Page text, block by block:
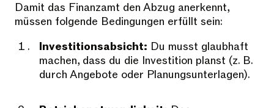
Damit das Finanzamt den Abzug anerkennt,
müssen folgende Bedingungen erfüllt sein:
Investitionsabsicht: Du musst glaubhaft
machen, dass du die Investition planst (z. B.
durch Angebote oder Planungsunterlagen).